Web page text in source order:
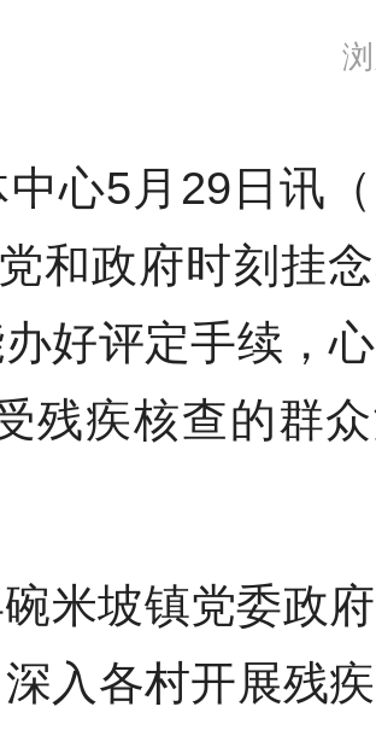
心5月29日讯
和政府时刻挂
好评定手续，
残疾核查的群
米坡镇党委政
入各村开展残